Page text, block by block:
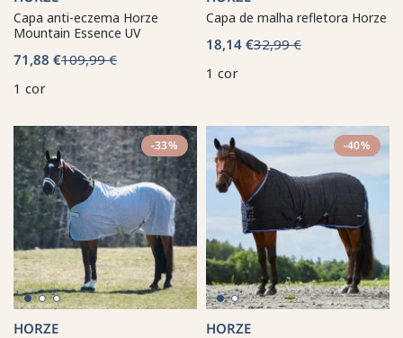
Capa anti-eczema Horze
Mountain Essence UV
71,88 €109,99 €
1 cor
Capa de malha refletora Horze
18,14 €32,99 €
1 cor
-33%
HORZE
-40%
HORZE